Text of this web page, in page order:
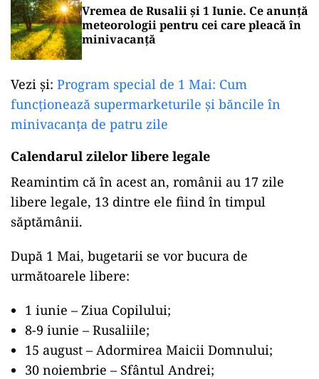
Vremea de Rusalii și 1 Iunie. Ce anunță
meteorologii pentru cei care pleacă în
minivacanță
Vezi și: Program special de 1 Mai: Cum
funcționează supermarketurile și băncile în
minivacanța de patru zile
Calendarul zilelor libere legale
Reamintim că în acest an, românii au 17 zile
libere legale, 13 dintre ele fiind în timpul
săptămânii.
După 1 Mai, bugetarii se vor bucura de
următoarele libere:
1 iunie – Ziua Copilului;
8-9 iunie – Rusaliile;
15 august – Adormirea Maicii Domnului;
30 noiembrie – Sfântul Andrei;